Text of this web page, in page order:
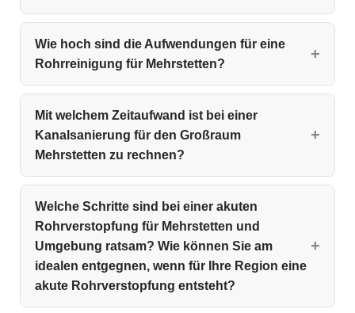
Wie hoch sind die Aufwendungen für eine
Rohrreinigung für Mehrstetten?
Mit welchem Zeitaufwand ist bei einer
Kanalsanierung für den Großraum
Mehrstetten zu rechnen?
Welche Schritte sind bei einer akuten
Rohrverstopfung für Mehrstetten und
Umgebung ratsam? Wie können Sie am
idealen entgegnen, wenn für Ihre Region eine
akute Rohrverstopfung entsteht?